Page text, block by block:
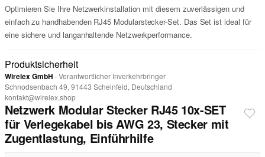
Optimieren Sie Ihre Netzwerkinstallation mit diesem zuverlässigen und
einfach zu handhabenden RJ45 Modularstecker-Set. Das Set ist ideal für
eine sichere und langanhaltende Netzwerkperformance.
Produktsicherheit
Wirelex GmbH · Verantwortlicher Inverkehrbringer
Schnodsenbach 49, 91443 Scheinfeld, Deutschland
kontakt@wirelex.shop
Netzwerk Modular Stecker RJ45 10x-SET
für Verlegekabel bis AWG 23, Stecker mit
Zugentlastung, Einführhilfe